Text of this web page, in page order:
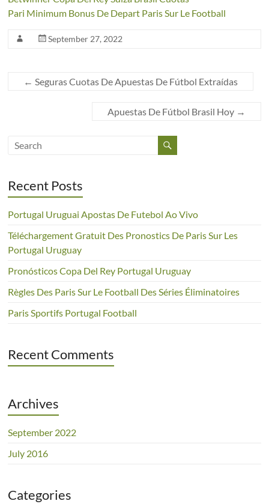
Pari Minimum Bonus De Depart Paris Sur Le Football
September 27, 2022
← Seguras Cuotas De Apuestas De Fútbol Extraídas
Apuestas De Fútbol Brasil Hoy →
Recent Posts
Portugal Uruguai Apostas De Futebol Ao Vivo
Téléchargement Gratuit Des Pronostics De Paris Sur Les
Portugal Uruguay
Pronósticos Copa Del Rey Portugal Uruguay
Règles Des Paris Sur Le Football Des Séries Éliminatoires
Paris Sportifs Portugal Football
Recent Comments
Archives
September 2022
July 2016
Categories